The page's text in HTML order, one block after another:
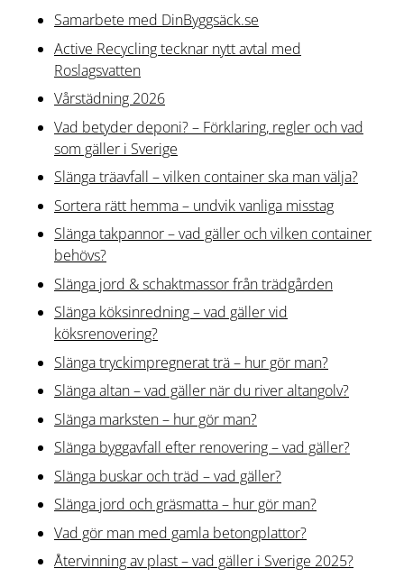
Samarbete med DinByggsäck.se
Active Recycling tecknar nytt avtal med
Roslagsvatten
Vårstädning 2026
Vad betyder deponi? – Förklaring, regler och vad
som gäller i Sverige
Slänga träavfall – vilken container ska man välja?
Sortera rätt hemma – undvik vanliga misstag
Slänga takpannor – vad gäller och vilken container
behövs?
Slänga jord & schaktmassor från trädgården
Slänga köksinredning – vad gäller vid
köksrenovering?
Slänga tryckimpregnerat trä – hur gör man?
Slänga altan – vad gäller när du river altangolv?
Slänga marksten – hur gör man?
Slänga byggavfall efter renovering – vad gäller?
Slänga buskar och träd – vad gäller?
Slänga jord och gräsmatta – hur gör man?
Vad gör man med gamla betongplattor?
Återvinning av plast – vad gäller i Sverige 2025?